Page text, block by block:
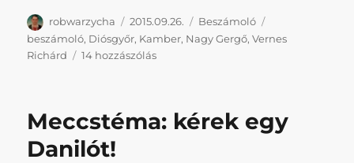
Szerző
robwarzycha Közzétéve
2015.09.26. Kategória
Beszámoló
beszámoló, Diósgyőr, Kamber, Nagy Gergő,Vernes
Richárd
14 hozzászólásKamber
happy
Meccstéma: kérek egy
Danilót!